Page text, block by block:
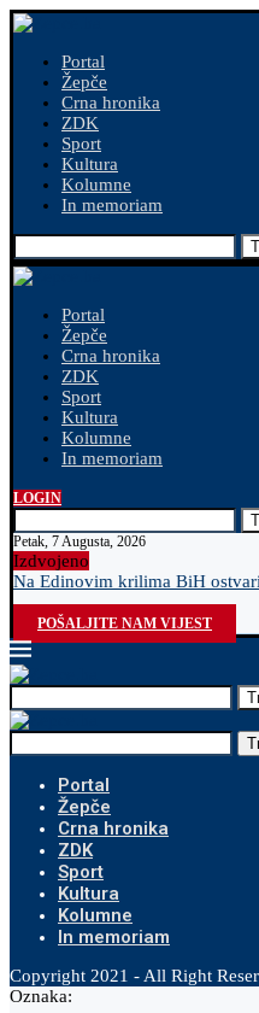
Portal
Žepče
Crna hronika
ZDK
Sport
Kultura
Kolumne
In memoriam
Portal
Žepče
Crna hronika
ZDK
Sport
Kultura
Kolumne
In memoriam
LOGIN
Petak, 7 Augusta, 2026
Izdvojeno
Na Edinovim krilima BiH
POŠALJITE NAM VIJEST
Portal
Žepče
Crna hronika
ZDK
Sport
Kultura
Kolumne
In memoriam
Copyright 2021 - All Right
Oznaka: